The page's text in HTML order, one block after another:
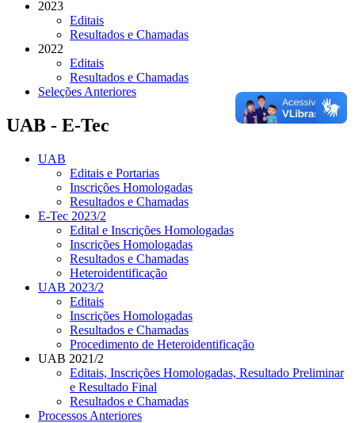
2023
Editais
Resultados e Chamadas
2022
Editais
Resultados e Chamadas
Seleções Anteriores
UAB - E-Tec
UAB
Editais e Portarias
Inscrições Homologadas
Resultados e Chamadas
E-Tec 2023/2
Edital e Inscrições Homologadas
Inscrições Homologadas
Resultados e Chamadas
Heteroidentificação
UAB 2023/2
Editais
Inscrições Homologadas
Resultados e Chamadas
Procedimento de Heteroidentificação
UAB 2021/2
Editais, Inscrições Homologadas, Resultado Preliminar
e Resultado Final
Resultados e Chamadas
Processos Anteriores